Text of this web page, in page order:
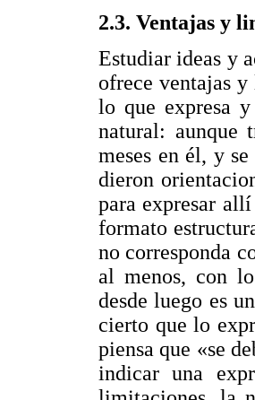
2.3. Ventajas y
Estudiar ideas y
ofrece ventajas
lo que expresa
natural: aunque
meses en él, y
dieron
para expresar
formato
no corresponda
al menos, con
desde luego es
cierto que lo
piensa que «se
indicar una